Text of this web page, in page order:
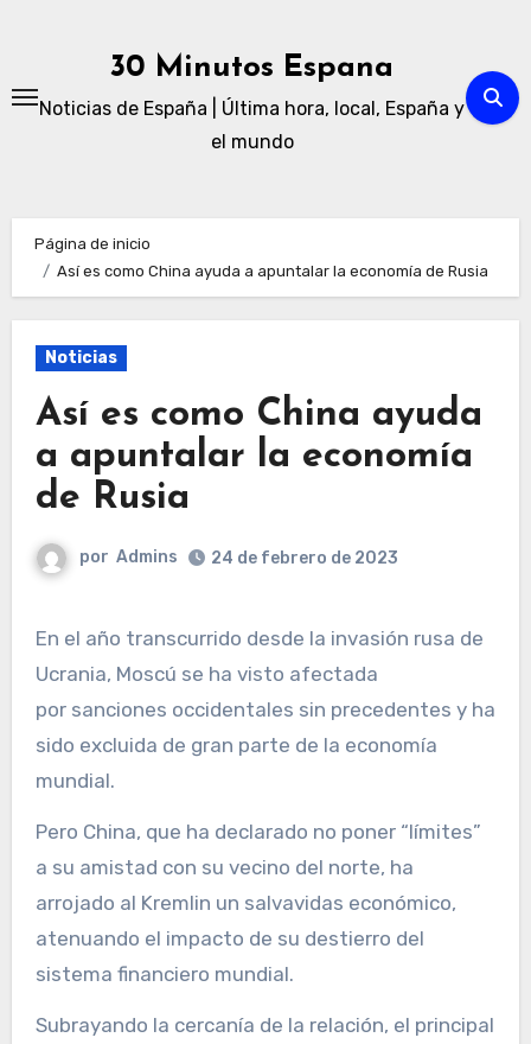
30 Minutos Espana
Noticias de España | Última hora, local, España y
el mundo
Página de inicio
Así es como China ayuda a apuntalar la economía de Rusia
Noticias
Así es como China ayuda
a apuntalar la economía
de Rusia
por Admins 24 de febrero de 2023
En el año transcurrido desde la invasión rusa de
Ucrania, Moscú se ha visto afectada
por sanciones occidentales sin precedentes y ha
sido excluida de gran parte de la economía
mundial.
Pero China, que ha declarado no poner “límites”
a su amistad con su vecino del norte, ha
arrojado al Kremlin un salvavidas económico,
atenuando el impacto de su destierro del
sistema financiero mundial.
Subrayando la cercanía de la relación, el principal